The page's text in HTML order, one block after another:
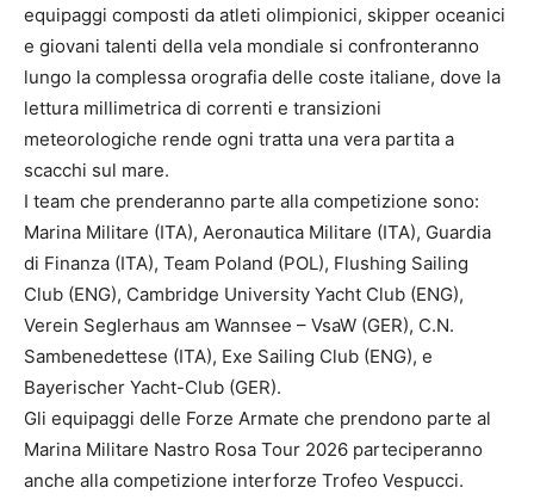
equipaggi composti da atleti olimpionici, skipper oceanici
e giovani talenti della vela mondiale si confronteranno
lungo la complessa orografia delle coste italiane, dove la
lettura millimetrica di correnti e transizioni
meteorologiche rende ogni tratta una vera partita a
scacchi sul mare.
I team che prenderanno parte alla competizione sono:
Marina Militare (ITA), Aeronautica Militare (ITA), Guardia
di Finanza (ITA), Team Poland (POL), Flushing Sailing
Club (ENG), Cambridge University Yacht Club (ENG),
Verein Seglerhaus am Wannsee – VsaW (GER), C.N.
Sambenedettese (ITA), Exe Sailing Club (ENG), e
Bayerischer Yacht-Club (GER).
Gli equipaggi delle Forze Armate che prendono parte al
Marina Militare Nastro Rosa Tour 2026 parteciperanno
anche alla competizione interforze Trofeo Vespucci.